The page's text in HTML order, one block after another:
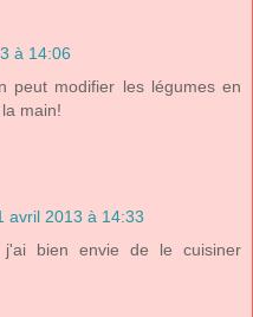
à 14:06
peut modifier les légumes en
main!
avril 2013 à 14:33
bien envie de le cuisiner